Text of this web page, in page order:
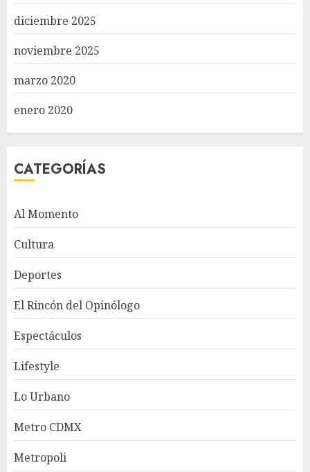
diciembre 2025
noviembre 2025
marzo 2020
enero 2020
CATEGORÍAS
Al Momento
Cultura
Deportes
El Rincón del Opinólogo
Espectáculos
Lifestyle
Lo Urbano
Metro CDMX
Metropoli